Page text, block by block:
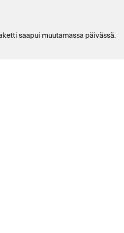
saapui muutamassa päivässä.